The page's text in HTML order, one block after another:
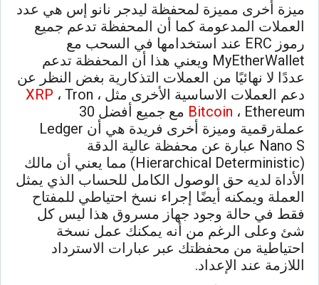
ميزة أخرى مميزة لمحفظة ليدجر نانو إس هي عدد
العملات المدعومة كما أن المحفظة تدعم جميع
رموز ERC عند استخدامها في السحب مع
MyEtherWallet ويعني هذا أن المحفظة تدعم
عددًا لا نهائيًا من العملات التذكارية بغض النظر عن
دعم العملات الاساسية الأخرى مثل
XRP ، Tron ،
Bitcoin
، Ethereum مع جميع أفضل 30
عملةرقمية وميزة أخرى فريدة هي أن Ledger
Nano S عبارة عن محفظة عالية الدقة
(Hierarchical Deterministic) مما يعني أن مالك
الأداة لديه حق الوصول الكامل للحساب الذي يمثل
العملة ويمكنه أيضًا إجراء نسخ احتياطي للمفتاح
فقط في حالة وجود جهاز مسروق هذا ليس كل
شئ وعلى الرغم من أنه يمكنك عمل نسخة
احتياطية من محفظتك عبر عبارات الاسترداد
اللازمة عند الإعداد.